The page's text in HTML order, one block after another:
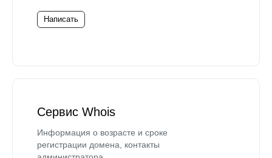
Написать
Сервис Whois
Информация о возрасте и сроке
регистрации домена, контакты